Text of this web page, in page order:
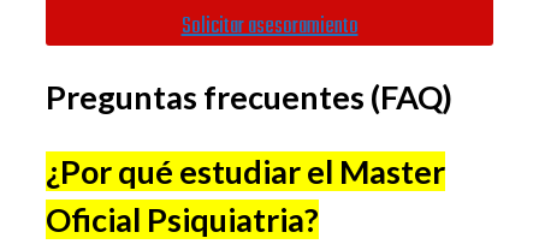
Universitat
Barcelona
Universidad
Complutense
de Madrid
https://www.ucm.es/
BUSINESS
IESE
Solicitar asesoramiento
Preguntas frecuentes (FAQ)
¿Por qué estudiar el Master
Oficial Psiquiatria?